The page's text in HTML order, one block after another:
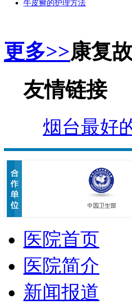
牛皮癣的护理方法
更多>>康复
友情链接
烟台最好
医院首页
医院简介
新闻报道